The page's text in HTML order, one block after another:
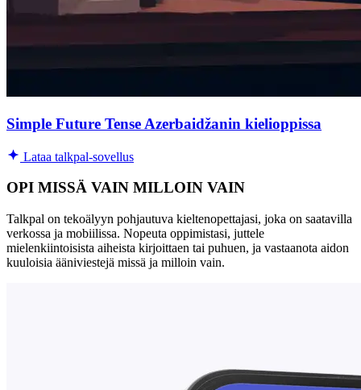
Simple Future Tense Azerbaidžanin kielioppissa
Lataa talkpal-sovellus
OPI MISSÄ VAIN MILLOIN VAIN
Talkpal on tekoälyyn pohjautuva kieltenopettajasi, joka on saatavilla
verkossa ja mobiilissa. Nopeuta oppimistasi, juttele
mielenkiintoisista aiheista kirjoittaen tai puhuen, ja vastaanota aidon
kuuloisia ääniviestejä missä ja milloin vain.